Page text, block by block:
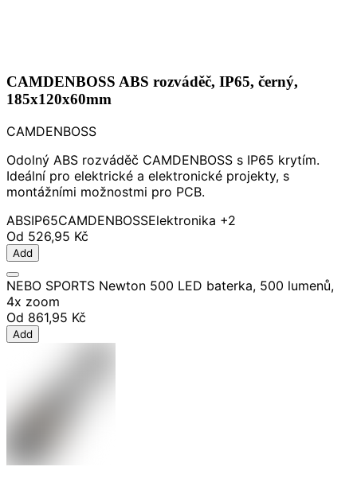
CAMDENBOSS ABS rozváděč, IP65, černý,
185x120x60mm
CAMDENBOSS
Odolný ABS rozváděč CAMDENBOSS s IP65 krytím.
Ideální pro elektrické a elektronické projekty, s
montážními možnostmi pro PCB.
ABSIP65CAMDENBOSSElektronika +2
Od 526,95 Kč
Add
NEBO SPORTS Newton 500 LED baterka, 500 lumenů,
4x zoom
Od 861,95 Kč
Add